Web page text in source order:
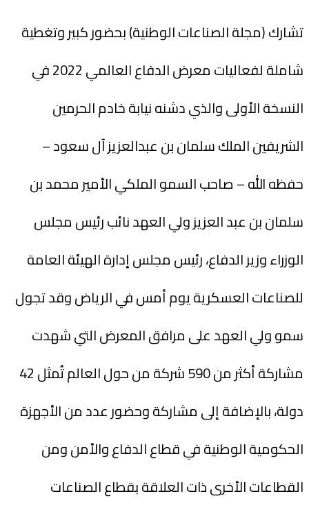
تشارك (مجلة الصناعات الوطنية) بحضور كبير وتغطية
شاملة لفعاليات معرض الدفاع العالمي 2022 في
النسخة الأولى والذي دشنه نيابة خادم الحرمين
الشريفين الملك سلمان بن عبدالعزيز آل سعود –
حفظه الله – صاحب السمو الملكي الأمير محمد بن
سلمان بن عبد العزيز ولي العهد نائب رئيس مجلس
الوزراء وزير الدفاع، رئيس مجلس إدارة الهيئة العامة
للصناعات العسكرية يوم أمس في الرياض وقد تجول
سمو ولي العهد على مرافق المعرض التي شهدت
مشاركة أكثر من 590 شركة من حول العالم تُمثل 42
دولة، بالإضافة إلى مشاركة وحضور عدد من الأجهزة
الحكومية الوطنية في قطاع الدفاع والأمن ومن
القطاعات الأخرى ذات العلاقة بقطاع الصناعات